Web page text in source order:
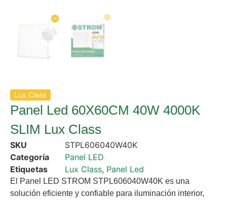
Lux Class
Panel Led 60X60CM 40W 4000K
SLIM Lux Class
SKU
STPL606040W40K
Categoría
Panel LED
Etiquetas
Lux Class, Panel Led
El Panel LED STROM STPL606040W40K es una
solución eficiente y confiable para iluminación interior,